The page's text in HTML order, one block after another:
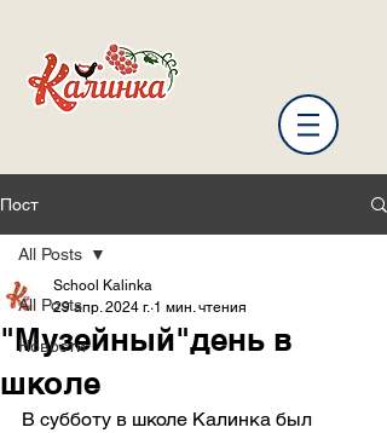
Пост
All Posts
Новости
All Posts
"Музейный"день в
школе
School Kalinka
29 апр. 2024 г. 1 мин. чтения
В субботу в школе Калинка был